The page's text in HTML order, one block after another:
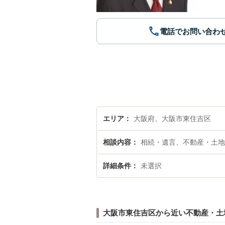
電話でお問い合わ
エリア 大阪府、大阪市東住吉区
相談内容 相続・遺言、不動産・土
詳細条件 未選択
大阪市東住吉区から近い不動産・